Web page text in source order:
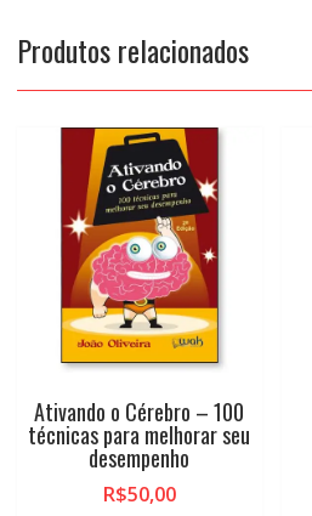
Produtos relacionados
Ativando o Cérebro – 100
técnicas para melhorar seu
desempenho
R$50,00